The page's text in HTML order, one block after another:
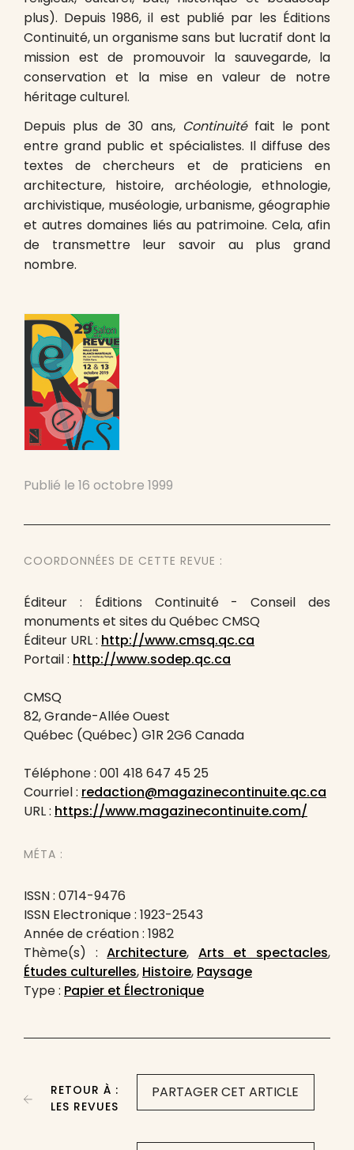
plus). Depuis 1986, il est publié par les Éditions
Continuité, un organisme sans but lucratif dont la
mission est de promouvoir la sauvegarde, la
conservation et la mise en valeur de notre
héritage culturel.
Depuis plus de 30 ans, Continuitéfait le pont
entre grand public et spécialistes. Il diffuse des
textes de chercheurs et de praticiens en
architecture, histoire, archéologie, ethnologie,
archivistique, muséologie, urbanisme, géographie
et autres domaines liés au patrimoine. Cela, afin
de transmettre leur savoir au plus grand
nombre.
Publié le 16 octobre 1999
COORDONNÉES DE CETTE REVUE :
Éditeur : Éditions Continuité - Conseil des
monuments et sites du Québec CMSQ
Éditeur URL : http://www.cmsq.qc.ca
Portail : http://www.sodep.qc.ca
CMSQ
82, Grande-Allée Ouest
Québec (Québec) G1R 2G6 Canada
Téléphone : 001 418 647 45 25
Courriel : redaction@magazinecontinuite.qc.ca
URL : https://www.magazinecontinuite.com/
MÉTA :
ISSN : 0714-9476
ISSN Electronique : 1923-2543
Année de création : 1982
Thème(s) :Architecture, Arts et spectacles,
Études culturelles, Histoire, Paysage
Type : Papier et Électronique
PARTAGER CET ARTICLE
RETOUR À :
LES REVUES